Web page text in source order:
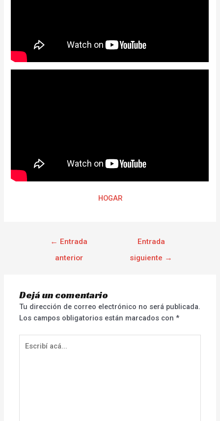
HOGAR
← Entrada
anterior
Entrada
siguiente →
Dejá un comentario
Tu dirección de correo electrónico no será publicada.
Los campos obligatorios están marcados con*
acá...